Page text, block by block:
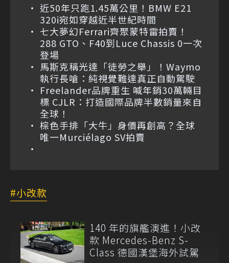
近50年只跑1.45萬公里！BMW E21
320i宛如穿越近半世紀時間
七大夢幻Ferrari齊聚蒙特雷拍賣！
288 GTO、F40到Luce Chassis 0一次
登場
馬斯克稱光達「徒勞之舉」！Waymo
執行長嗆：純視覺難達真正自動駕駛
Freelander品牌重生 喊年銷30萬輛目
標 CJLR：打造國際品牌半數銷量來自
全球！
棕色手排「大牛」身價再創高？全球
唯一Murciélago SV拍賣
小改款
140 年的旗艦演進！小改
款 Mercedes-Benz S-
Class 德國漢堡海外試駕